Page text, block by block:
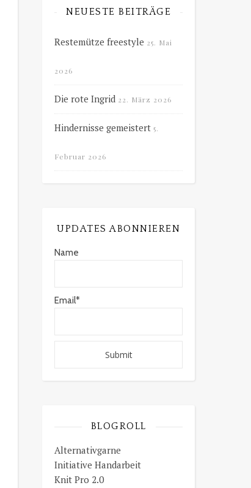
NEUESTE BEITRÄGE
Restemütze freestyle 25. Mai
2026
Die rote Ingrid 22. März 2026
Hindernisse gemeistert 5.
Februar 2026
UPDATES ABONNIEREN
Name
Email*
BLOGROLL
Alternativgarne
Initiative Handarbeit
Knit Pro 2.0